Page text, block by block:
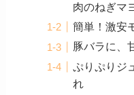
肉のねぎマ
簡単！激安
豚バラに、
ぷりぷりジ
れ